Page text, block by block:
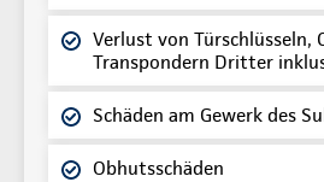
Verlust von Türschlüsseln,
Transpondern Dritter
Schäden am Gewerk des
Obhutsschäden